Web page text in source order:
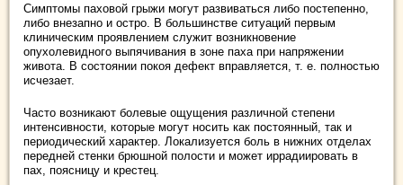
Симптомы паховой грыжи могут развиваться либо постепенно,
либо внезапно и остро. В большинстве ситуаций первым
клиническим проявлением служит возникновение
опухолевидного выпячивания в зоне паха при напряжении
живота. В состоянии покоя дефект вправляется, т. е. полностью
исчезает.
Часто возникают болевые ощущения различной степени
интенсивности, которые могут носить как постоянный, так и
периодический характер. Локализуется боль в нижних отделах
передней стенки брюшной полости и может иррадиировать в
пах, поясницу и крестец.